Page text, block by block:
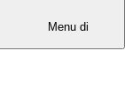
Menu di